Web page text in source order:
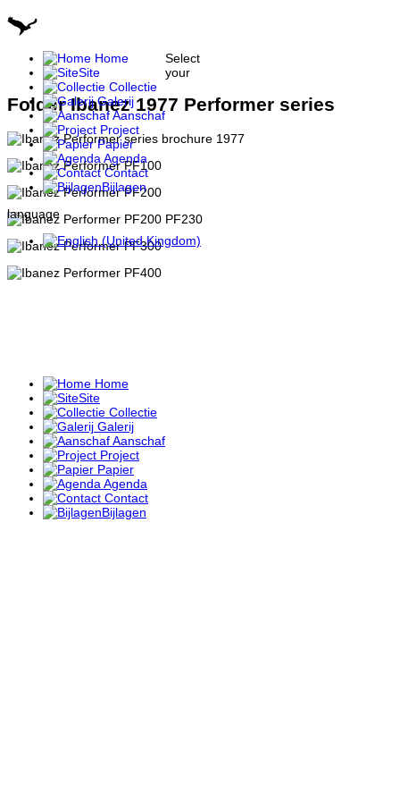
Home
Site
Collectie
Galerij
Aanschaf
Project
Papier
Agenda
Contact
Bijlagen
Select
your
language
Folder Ibanez 1977 Performer series
Home
Site
Collectie
Galerij
Aanschaf
Project
Papier
Agenda
Contact
Bijlagen